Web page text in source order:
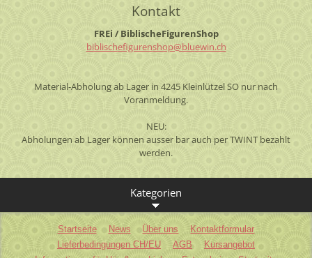
Kontakt
FREi / BiblischeFigurenShop
biblischefigurenshop@bluewin.ch
Material-Abholung ab Lager in 4245 Kleinlützel SO nur nach
Voranmeldung.
NEU:
Abholungen ab Lager können ausser bar auch per TWINT bezahlt
werden.
Kategorien
Startseite News Über uns
Kontaktformular
Lieferbedingungen CH/EU
AGB
Kursangebot